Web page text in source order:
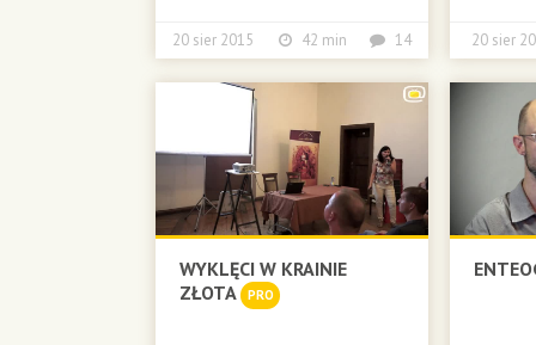
20 sier 2015 42 min 14 20 sier
WYKLĘCI W KRAINIE
ZŁOTA
PRO